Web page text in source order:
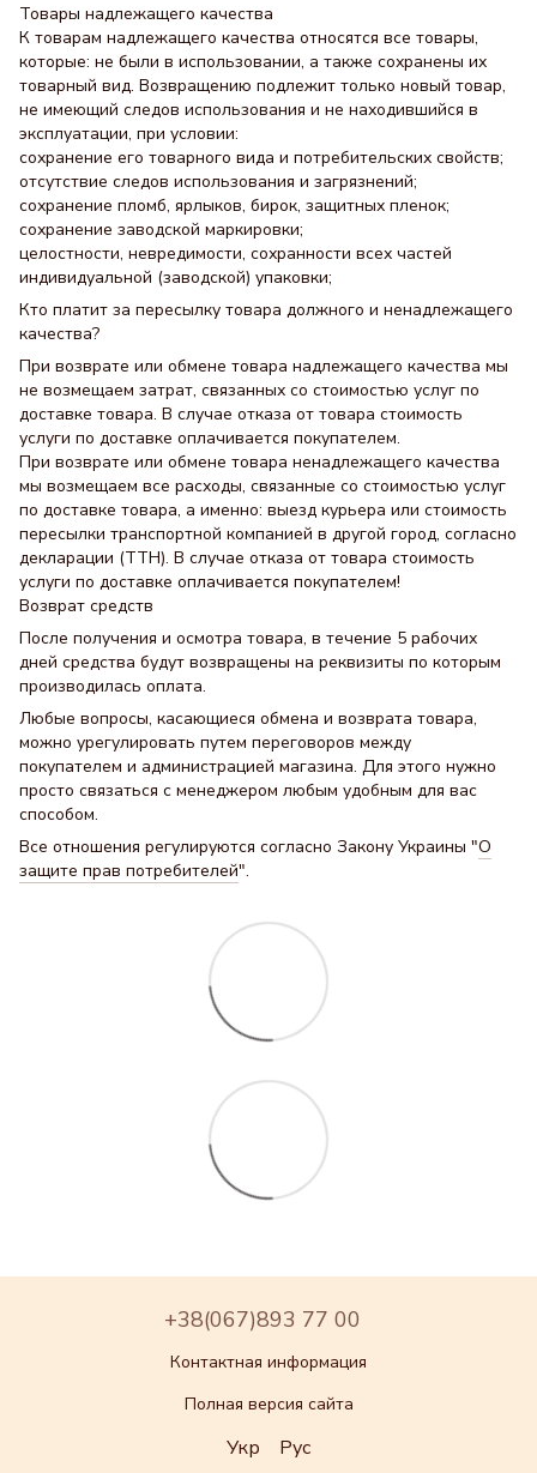
Товары надлежащего качества
К товарам надлежащего качества относятся все товары,
которые: не были в использовании, а также сохранены их
товарный вид. Возвращению подлежит только новый товар,
не имеющий следов использования и не находившийся в
эксплуатации, при условии:
сохранение его товарного вида и потребительских свойств;
отсутствие следов использования и загрязнений;
сохранение пломб, ярлыков, бирок, защитных пленок;
сохранение заводской маркировки;
целостности, невредимости, сохранности всех частей
индивидуальной (заводской) упаковки;
Кто платит за пересылку товара должного и ненадлежащего
качества?
При возврате или обмене товара надлежащего качества мы
не возмещаем затрат, связанных со стоимостью услуг по
доставке товара. В случае отказа от товара стоимость
услуги по доставке оплачивается покупателем.
При возврате или обмене товара ненадлежащего качества
мы возмещаем все расходы, связанные со стоимостью услуг
по доставке товара, а именно: выезд курьера или стоимость
пересылки транспортной компанией в другой город, согласно
декларации (ТТН). В случае отказа от товара стоимость
услуги по доставке оплачивается покупателем!
Возврат средств
После получения и осмотра товара, в течение 5 рабочих
дней средства будут возвращены на реквизиты по которым
производилась оплата.
Любые вопросы, касающиеся обмена и возврата товара,
можно урегулировать путем переговоров между
покупателем и администрацией магазина. Для этого нужно
просто связаться с менеджером любым удобным для вас
способом.
Все отношения регулируются согласно Закону Украины "О
защите прав потребителей".
+38(067)893 77 00
Контактная информация
Полная версия сайта
Укр Рус